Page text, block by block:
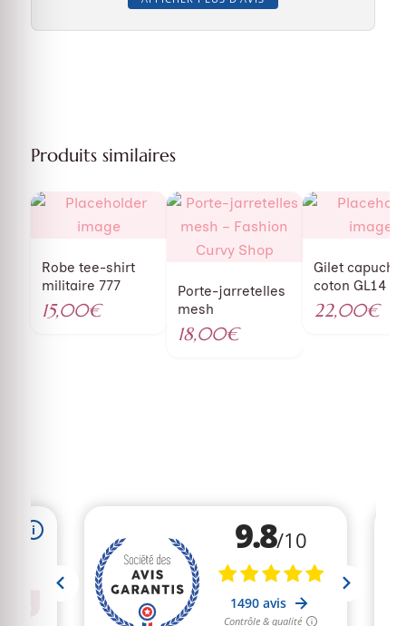
Produits similaires
Robe tee-shirt
militaire 777
15,00€
Porte-jarretelles
mesh
18,00€
Gilet capuche
coton GL14
22,00€